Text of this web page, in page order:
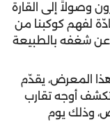
وصولاً إلى القارة
لفهم كوكبنا من
عن شغفه بالطبيعة
المعرض، يقدّم
تكشف أوجه تقارب
وذلك يوم